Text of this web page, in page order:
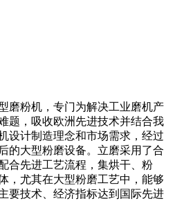
磨粉机，专门为解决工业磨机产
题，吸收欧洲先进技术并结合我
设计制造理念和市场需求，经过
的大型粉磨设备。立磨采用了合
合先进工艺流程，集烘干、粉
，尤其在大型粉磨工艺中，能够
要技术、经济指标达到国际先进